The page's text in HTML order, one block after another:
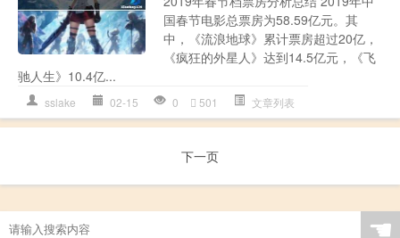
国春节电影总票房为58.59亿元。其
中，《流浪地球》累计票房超过20亿，
《疯狂的外星人》达到14.5亿元，《飞
驰人生》10.4亿...
sslake 02-15 0 501 文章列表
下一页
☚